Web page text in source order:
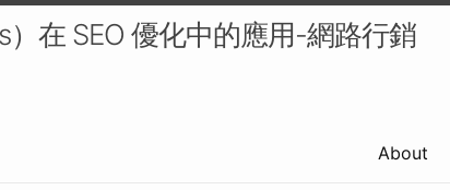
在 SEO 優化中的應用-網路行銷
About